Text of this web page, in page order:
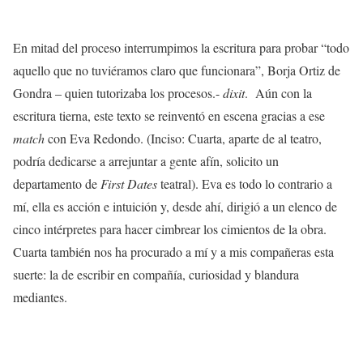
En mitad del proceso interrumpimos la escritura para probar “todo
aquello que no tuviéramos claro que funcionara”, Borja Ortiz de
Gondra – quien tutorizaba los procesos.-dixit. Aún con la
escritura tierna, este texto se reinventó en escena gracias a ese
matchcon Eva Redondo. (Inciso: Cuarta, aparte de al teatro,
podría dedicarse a arrejuntar a gente afín, solicito un
departamento deFirst Datesteatral). Eva es todo lo contrario a
mí, ella es acción e intuición y, desde ahí, dirigió a un elenco de
cinco intérpretes para hacer cimbrear los cimientos de la obra.
Cuarta también nos ha procurado a mí y a mis compañeras esta
suerte: la de escribir en compañía, curiosidad y blandura
mediantes.